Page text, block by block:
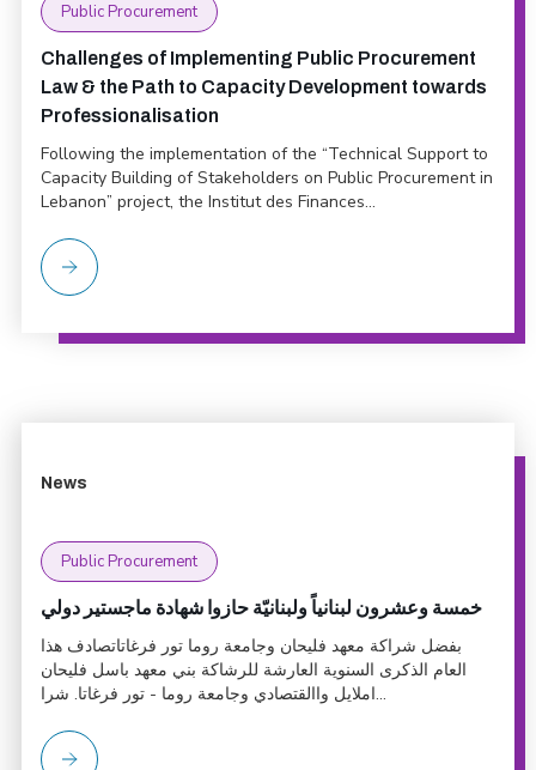
Public Procurement
Challenges of Implementing Public Procurement
Law & the Path to Capacity Development towards
Professionalisation
Following the implementation of the “Technical Support to
Capacity Building of Stakeholders on Public Procurement in
Lebanon” project, the Institut des Finances...
News
Public Procurement
خمسة وعشرون لبنانياً ولبنانيّة حازوا شهادة ماجستير دولي
بفضل شراكة معهد فليحان وجامعة روما تور فرغاتاتصادف هذا
العام الذكرى السنوية العارشة للرشاكة بني معهد باسل فليحان
املايل واالقتصادي وجامعة روما - تور فرغاتا. شرا...